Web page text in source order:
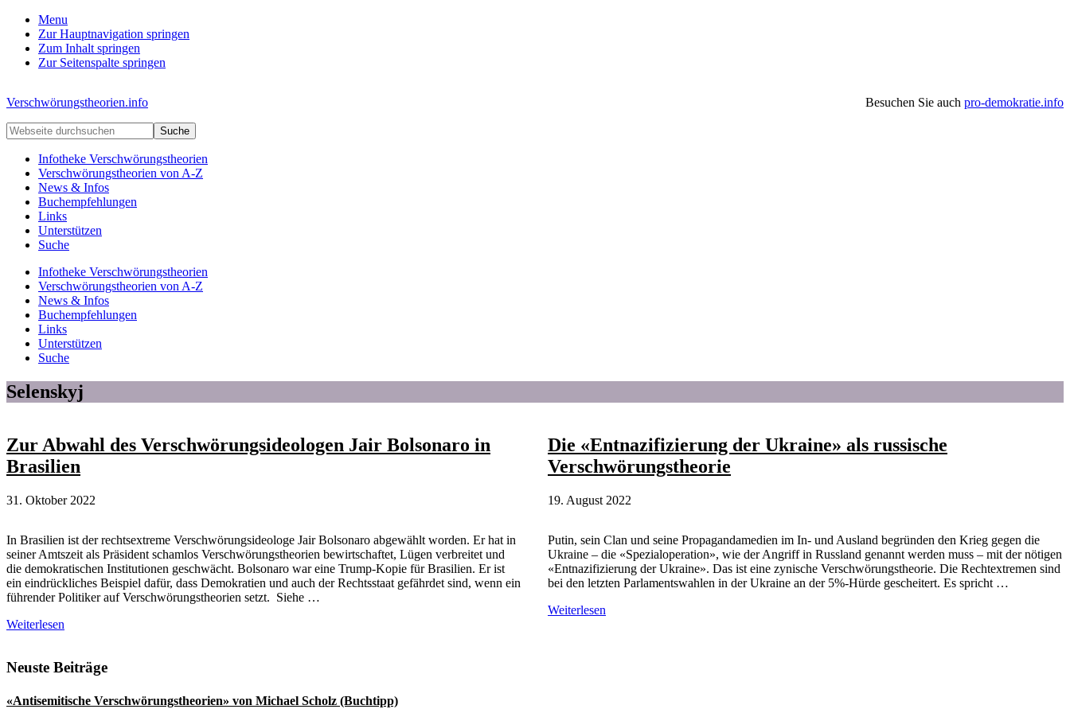
Menu
Zur Hauptnavigation springen
Zum Inhalt springen
Zur Seitenspalte springen
Verschwörungstheorien.info
Beiträge
zu
Merkmalen,
Funktionen
Risiken
konspirationistischen
Denkens
Kopfzeile
rechts
Besuchen Sie auch pro-demokratie.info
Webseite
durchsuchen
Infotheke Verschwörungstheorien
Verschwörungstheorien von A-Z
News & Infos
Buchempfehlungen
Links
Unterstützen
Suche
Infotheke Verschwörungstheorien
Verschwörungstheorien von A-Z
News & Infos
Buchempfehlungen
Links
Unterstützen
Suche
Selenskyj
Zur Abwahl des Verschwörungsideologen Jair Bolsonaro in
Brasilien
31. Oktober 2022
In Brasilien ist der rechtsextreme Verschwörungsideologe Jair Bolsonaro abgewählt worden. Er hat in
seiner Amtszeit als Präsident schamlos Verschwörungstheorien bewirtschaftet, Lügen verbreitet und
die demokratischen Institutionen geschwächt. Bolsonaro war eine Trump-Kopie für Brasilien. Er ist
ein eindrückliches Beispiel dafür, dass Demokratien und auch der Rechtsstaat gefährdet sind, wenn ein
führender Politiker auf Verschwörungstheorien setzt. Siehe …
Zur
Verschwörungsideologen
Bolsonaro
in
Weiterlesen
Die «Entnazifizierung der Ukraine» als russische
Verschwörungstheorie
19. August 2022
Putin, sein Clan und seine Propagandamedien im In- und Ausland begründen den Krieg gegen die
Ukraine – die «Spezialoperation», wie der Angriff in Russland genannt werden muss – mit der nötigen
«Entnazifizierung der Ukraine». Das ist eine zynische Verschwörungstheorie. Die Rechtextremen sind
bei den letzten Parlamentswahlen in der Ukraine an der 5%-Hürde gescheitert. Es spricht …
Die
Weiterlesen
Seitenspalte
Neuste Beiträge
«Antisemitische Verschwörungstheorien» von Michael Scholz (Buchtipp)